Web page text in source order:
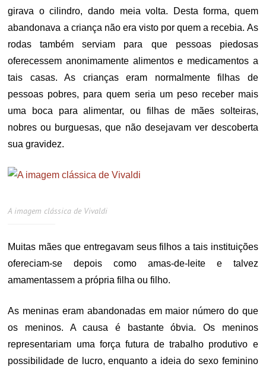
girava o cilindro, dando meia volta. Desta forma, quem
abandonava a criança não era visto por quem a recebia. As
rodas também serviam para que pessoas piedosas
oferecessem anonimamente alimentos e medicamentos a
tais casas. As crianças eram normalmente filhas de
pessoas pobres, para quem seria um peso receber mais
uma boca para alimentar, ou filhas de mães solteiras,
nobres ou burguesas, que não desejavam ver descoberta
sua gravidez.
A imagem clássica de Vivaldi
Muitas mães que entregavam seus filhos a tais instituições
ofereciam-se depois como amas-de-leite e talvez
amamentassem a própria filha ou filho.
As meninas eram abandonadas em maior número do que
os meninos. A causa é bastante óbvia. Os meninos
representariam uma força futura de trabalho produtivo e
possibilidade de lucro, enquanto a ideia do sexo feminino